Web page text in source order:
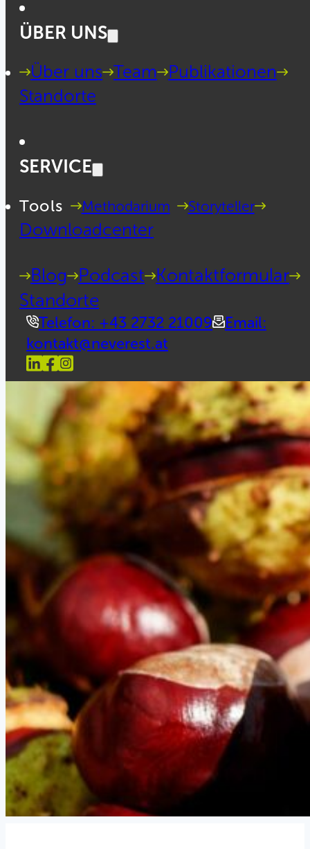
ÜBER UNS
Über uns Team
Publikationen
Standorte
SERVICE
Tools Methodarium Storyteller
Downloadcenter
Blog Podcast Kontaktformular
Standorte
Telefon: +43 2732 21009
Email:
kontakt@neverest.at